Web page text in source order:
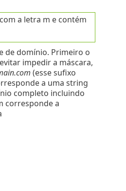
a letra m e contém
de domínio. Primeiro o
impedir a máscara,
(esse sufixo
a uma string
completo incluindo
corresponde a